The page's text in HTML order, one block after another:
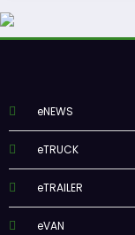
eNEWS
eTRUCK
eTRAILER
eVAN